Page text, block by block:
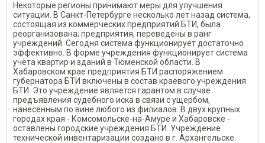
Некоторые регионы принимают меры для улучшения
ситуации. В Санкт-Петербурге несколько лет назад система,
состоящая из коммерческих предприятий БТИ, была
реорганизована; предприятия, переведены в ранг
учреждений. Сегодня система функционирует достаточно
эффективно. В форме учреждения функционирует система
учёта квартир и зданий в Тюменской области. В
Хабаровском крае предприятия БТИ распоряжением
губернатора БТИ включены в состав краевого учреждения
БТИ. Это учреждение является гарантом в случае
предъявления судебного иска в связи с ущербом,
нанесённым по вине любого из филиалов. В двух крупных
городах края - Комсомольске-на-Амуре и Хабаровске -
оставлены городские учреждения БТИ. Учреждение
технической инвентаризации создано в г. Архангельске.